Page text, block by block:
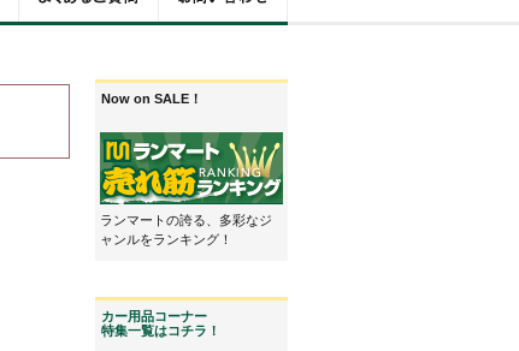
Now on SALE！
ランマートの誇る、多彩なジ
ャンルをランキング！
カー用品コーナー
特集一覧はコチラ！